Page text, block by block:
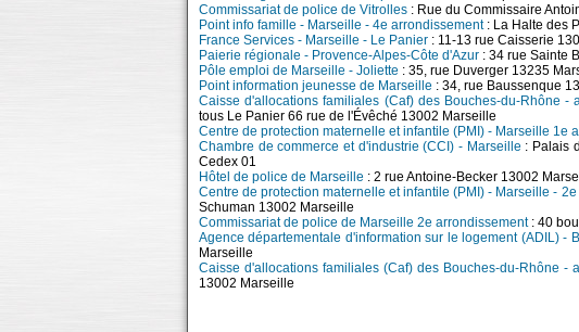
Commissariat de police de Vitrolles : Rue du Commissaire
Point info famille - Marseille - 4e arrondissement: La Halte des
France Services - Marseille - Le Panier : 11-13 rue Caisserie
Paierie régionale - Provence-Alpes-Côte d'Azur : 34 rue Sainte
Pôle emploi de Marseille - Joliette : 35, rue Duverger 13235
Point information jeunesse de Marseille : 34, rue Baussenque
Caisse d'allocations familiales (Caf) des Bouches-du-Rhône
tous Le Panier 66 rue de l'Évêché 13002 Marseille
Centre de protection maternelle et infantile (PMI) - Marseille 1e
Chambre de commerce et d'industrie (CCI) - Marseille : Palais
Cedex 01
Hôtel de police de Marseille : 2 rue Antoine-Becker 13002
Centre de protection maternelle et infantile (PMI) - Marseille -
Schuman 13002 Marseille
Commissariat de police de Marseille 2e arrondissement: 40
Agence départementale d'information sur le logement (ADIL) -
Marseille
Caisse d'allocations familiales (Caf) des Bouches-du-Rhône -
13002 Marseille